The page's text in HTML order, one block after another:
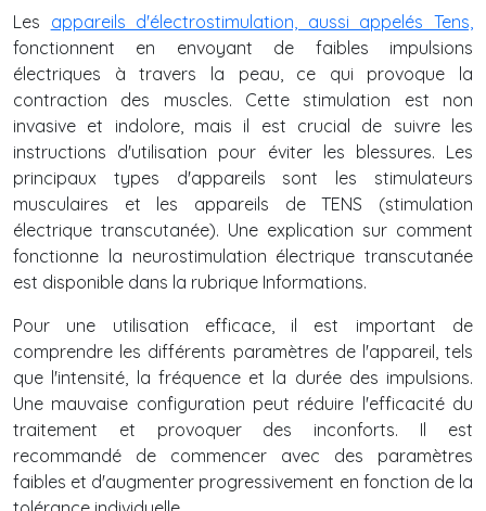
Les appareils d'électrostimulation, aussi appelés Tens,
fonctionnent en envoyant de faibles impulsions
électriques à travers la peau, ce qui provoque la
contraction des muscles. Cette stimulation est non
invasive et indolore, mais il est crucial de suivre les
instructions d'utilisation pour éviter les blessures. Les
principaux types d'appareils sont les stimulateurs
musculaires et les appareils de TENS (stimulation
électrique transcutanée). Une explication sur comment
fonctionne la neurostimulation électrique transcutanée
est disponible dans la rubrique Informations.
Pour une utilisation efficace, il est important de
comprendre les différents paramètres de l'appareil, tels
que l'intensité, la fréquence et la durée des impulsions.
Une mauvaise configuration peut réduire l'efficacité du
traitement et provoquer des inconforts. Il est
recommandé de commencer avec des paramètres
faibles et d'augmenter progressivement en fonction de la